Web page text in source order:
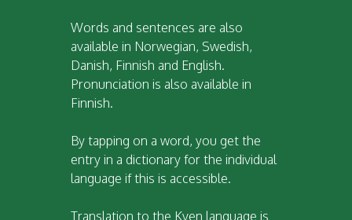
Words and sentences are also
available in Norwegian, Swedish,
Danish, Finnish and English.
Pronunciation is also available in
Finnish.
By tapping on a word, you get the
entry in a dictionary for the individual
language if this is accessible.
Translation to the Kven language is